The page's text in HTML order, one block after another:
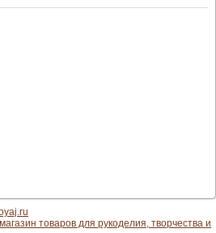
товаров для рукоделия, творчества и